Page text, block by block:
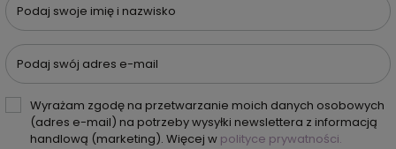
Podaj swoje imię i nazwisko
Podaj swój adres e-mail
Wyrażam zgodę na przetwarzanie moich danych osobowych
(adres e-mail) na potrzeby wysyłki newslettera z informacją
handlową (marketing). Więcej w polityce prywatności.